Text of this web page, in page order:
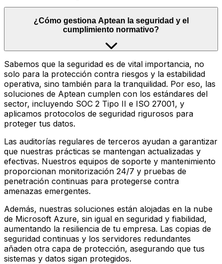
¿Cómo gestiona Aptean la seguridad y el
cumplimiento normativo?
Sabemos que la seguridad es de vital importancia, no
solo para la protección contra riesgos y la estabilidad
operativa, sino también para la tranquilidad. Por eso, las
soluciones de Aptean cumplen con los estándares del
sector, incluyendo SOC 2 Tipo II e ISO 27001, y
aplicamos protocolos de seguridad rigurosos para
proteger tus datos.
Las auditorías regulares de terceros ayudan a garantizar
que nuestras prácticas se mantengan actualizadas y
efectivas. Nuestros equipos de soporte y mantenimiento
proporcionan monitorización 24/7 y pruebas de
penetración continuas para protegerse contra
amenazas emergentes.
Además, nuestras soluciones están alojadas en la nube
de Microsoft Azure, sin igual en seguridad y fiabilidad,
aumentando la resiliencia de tu empresa. Las copias de
seguridad continuas y los servidores redundantes
añaden otra capa de protección, asegurando que tus
sistemas y datos sigan protegidos.